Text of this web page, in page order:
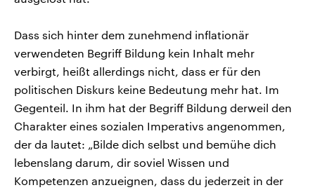
Dass sich hinter dem zunehmend inflationär
verwendeten Begriff Bildung kein Inhalt mehr
verbirgt, heißt allerdings nicht, dass er für den
politischen Diskurs keine Bedeutung mehr hat. Im
Gegenteil. In ihm hat der Begriff Bildung derweil den
Charakter eines sozialen Imperativs angenommen,
der da lautet: „Bilde dich selbst und bemühe dich
lebenslang darum, dir soviel Wissen und
Kompetenzen anzueignen, dass du jederzeit in der